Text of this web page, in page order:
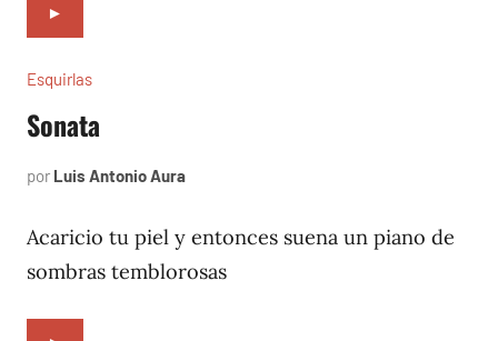
►
Esquirlas
Sonata
por Luis Antonio Aura
2024
Acaricio tu piel y entonces suena un piano de
sombras temblorosas